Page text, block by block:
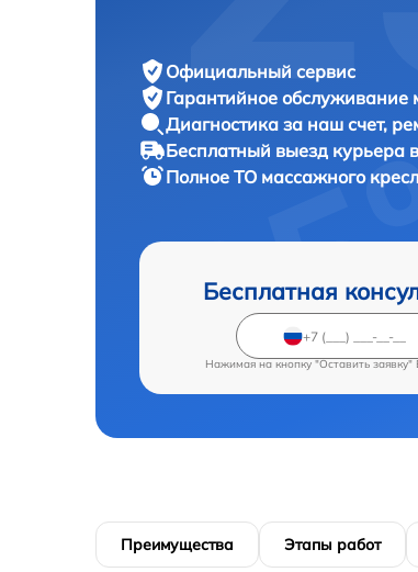
Официальный сервис
Гарантийное обслуживание
Диагностика за наш счет,
Бесплатный выезд курьера
Полное ТО массажного
Бесплатная
Нажимая на кнопку "Оставить заявку"
Преимущества Этапы работ